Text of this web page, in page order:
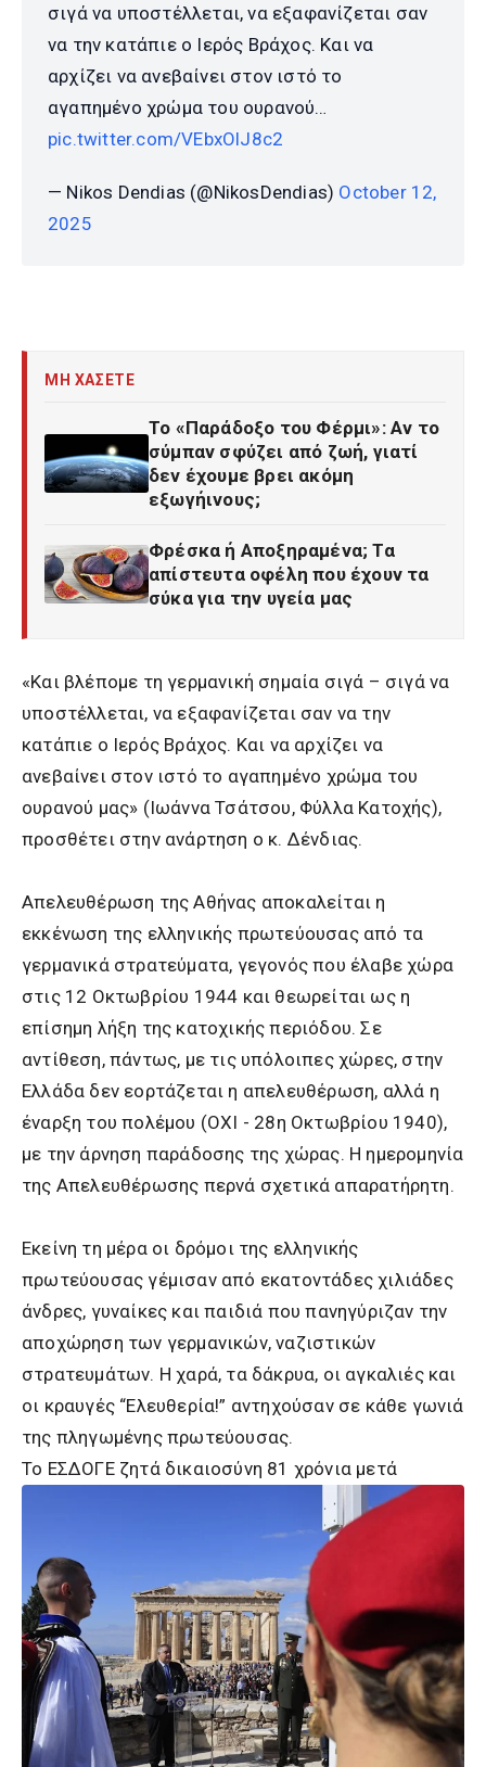
σιγά να υποστέλλεται, να εξαφανίζεται σαν
να την κατάπιε ο Ιερός Βράχος. Και να
αρχίζει να ανεβαίνει στον ιστό το
αγαπημένο χρώμα του ουρανού…
pic.twitter.com/VEbxOlJ8c2
— Nikos Dendias (@NikosDendias) October 12,
2025
ΜΗ ΧΑΣΕΤΕ
Το «Παράδοξο του Φέρμι»: Αν το
σύμπαν σφύζει από ζωή, γιατί
δεν έχουμε βρει ακόμη
εξωγήινους;
Φρέσκα ή Αποξηραμένα; Τα
απίστευτα οφέλη που έχουν τα
σύκα για την υγεία μας
«Και βλέπομε τη γερμανική σημαία σιγά – σιγά να
υποστέλλεται, να εξαφανίζεται σαν να την
κατάπιε ο Ιερός Βράχος. Και να αρχίζει να
ανεβαίνει στον ιστό το αγαπημένο χρώμα του
ουρανού μας» (Ιωάννα Τσάτσου, Φύλλα Κατοχής),
προσθέτει στην ανάρτηση ο κ. Δένδιας.
Απελευθέρωση της Αθήνας αποκαλείται η
εκκένωση της ελληνικής πρωτεύουσας από τα
γερμανικά στρατεύματα, γεγονός που έλαβε χώρα
στις 12 Οκτωβρίου 1944 και θεωρείται ως η
επίσημη λήξη της κατοχικής περιόδου. Σε
αντίθεση, πάντως, με τις υπόλοιπες χώρες, στην
Ελλάδα δεν εορτάζεται η απελευθέρωση, αλλά η
έναρξη του πολέμου (ΟΧΙ - 28η Οκτωβρίου 1940),
με την άρνηση παράδοσης της χώρας. Η ημερομηνία
της Απελευθέρωσης περνά σχετικά απαρατήρητη.
Εκείνη τη μέρα οι δρόμοι της ελληνικής
πρωτεύουσας γέμισαν από εκατοντάδες χιλιάδες
άνδρες, γυναίκες και παιδιά που πανηγύριζαν την
αποχώρηση των γερμανικών, ναζιστικών
στρατευμάτων. Η χαρά, τα δάκρυα, οι αγκαλιές και
οι κραυγές “Ελευθερία!” αντηχούσαν σε κάθε γωνιά
της πληγωμένης πρωτεύουσας.
Το ΕΣΔΟΓΕ ζητά δικαιοσύνη 81 χρόνια μετά